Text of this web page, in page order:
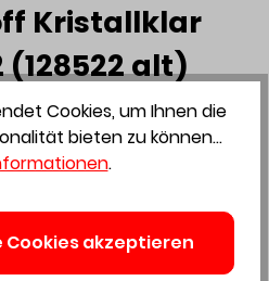
Kristallklar
(128522 alt)
Cookies, um Ihnen die
bieten zu können...
.
akzeptieren